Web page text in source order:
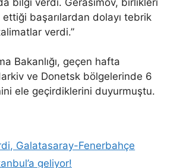
başarılardan dolayı tebrik
verdi.”
Bakanlığı, geçen hafta
ve Donetsk bölgelerinde 6
ele geçirdiklerini duyurmuştu.
Galatasaray-Fenerbahçe
geliyor!